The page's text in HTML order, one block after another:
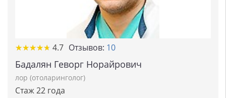
★★★★★
★★★★★ 4.7 Отзывов: 10
Бадалян Геворг Норайрович
лор (отоларинголог)
Стаж 22 года